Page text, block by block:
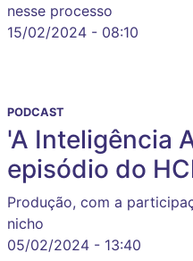
nesse processo
15/02/2024 - 08:10
PODCAST
'A Inteligência
episódio do
Produção, com a
nicho
05/02/2024 - 13:40